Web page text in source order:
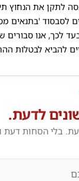
לתקן את הנחוץ
לסבסוד 'בתנאים
לכך, אנו סבורים
להביא לבטלות
לדעת.
בלי הסחות דעת